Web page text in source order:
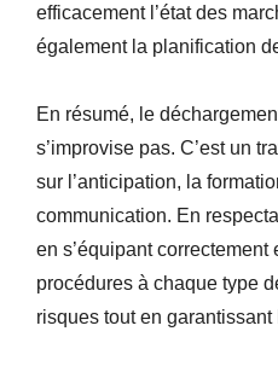
efficacement l’état des
également la planification
En résumé, le
s’improvise pas. C’est un
sur l’anticipation, la
communication. En
en s’équipant correctement
procédures à chaque type
risques tout en garantissant